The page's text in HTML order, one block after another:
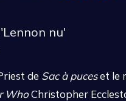
nu'
de Sac à puceset le
WhoChristopher